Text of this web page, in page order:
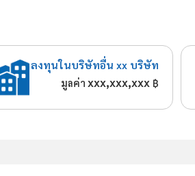
ลงทุนในบริษัทอื่น xx บริษัท
มูลค่าxxx,xxx,xxx ฿